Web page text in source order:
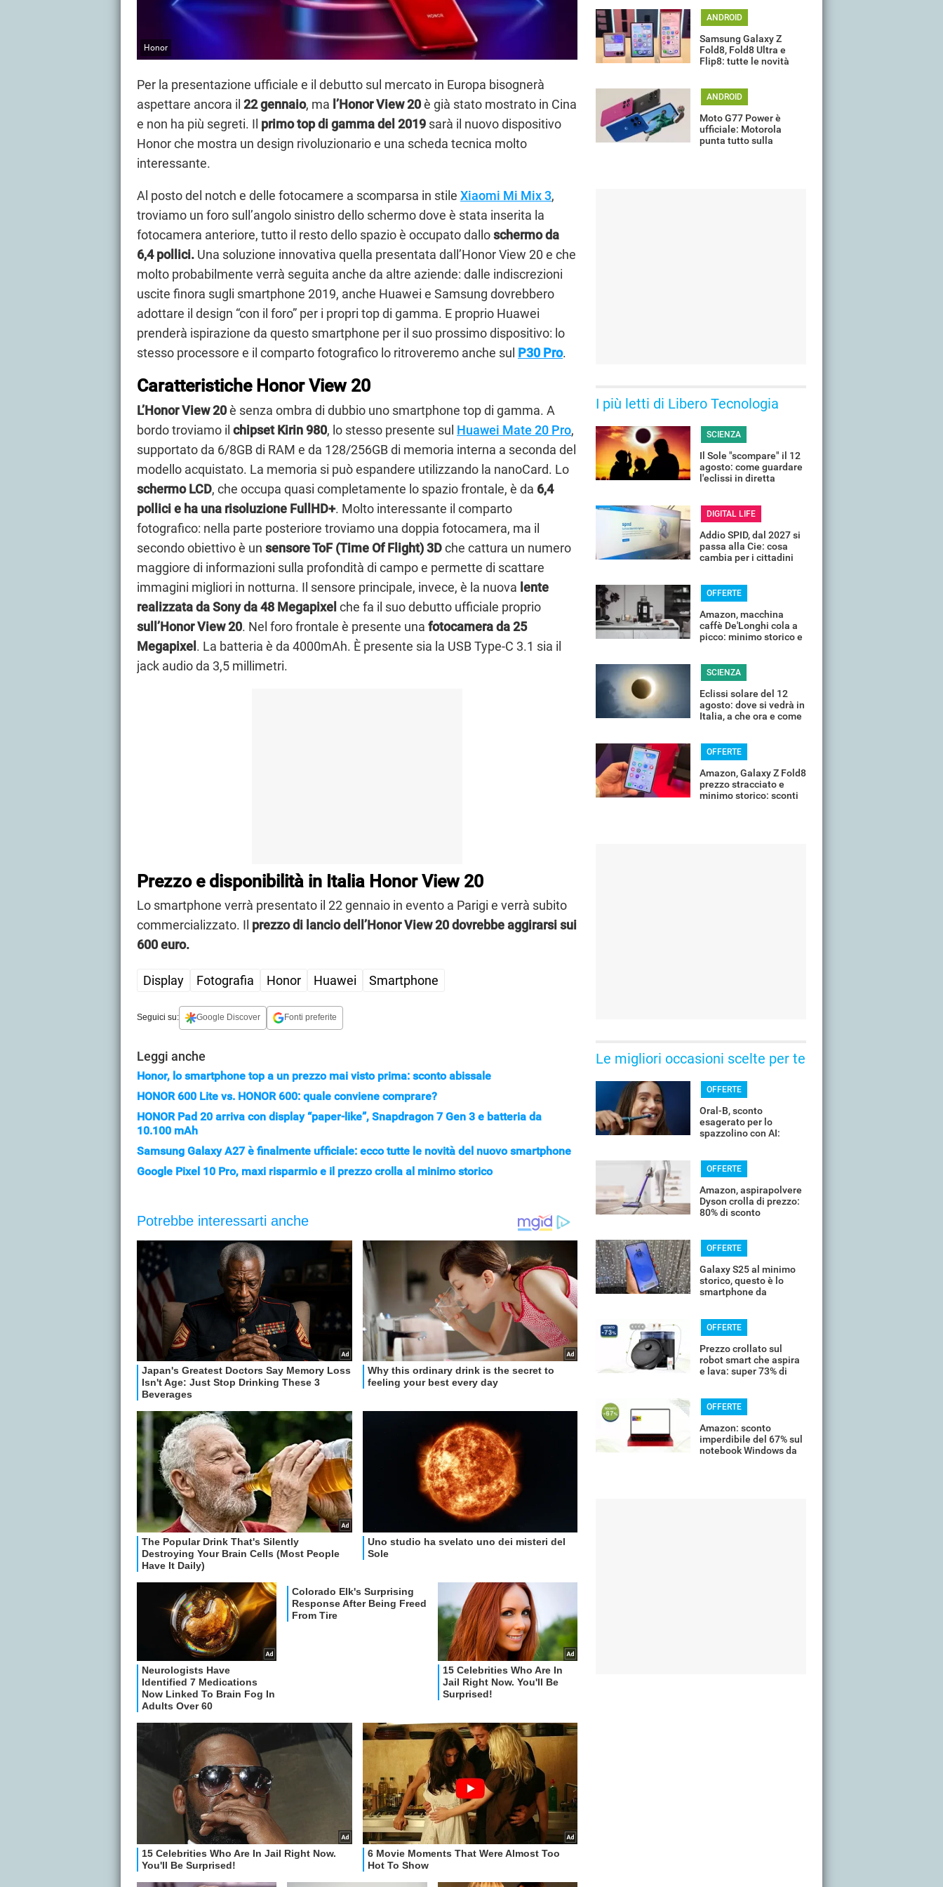
Honor
Per la presentazione ufficiale e il debutto sul mercato in Europa bisognerà
aspettare ancora il 22 gennaio, ma l’Honor View 20è già stato mostrato in Cina
e non ha più segreti. Il primo top di gamma del 2019 sarà il nuovo dispositivo
Honor che mostra un design rivoluzionario e una scheda tecnica molto
interessante.
Al posto del notch e delle fotocamere a scomparsa in stile Xiaomi Mi Mix 3,
troviamo un foro sull’angolo sinistro dello schermo dove è stata inserita la
fotocamera anteriore, tutto il resto dello spazio è occupato dalloschermo da
6,4 pollici. Una soluzione innovativa quella presentata dall’Honor View 20 e che
molto probabilmente verrà seguita anche da altre aziende: dalle indiscrezioni
uscite finora sugli smartphone 2019, anche Huawei e Samsung dovrebbero
adottare il design “con il foro” per i propri top di gamma. E proprio Huawei
prenderà ispirazione da questo smartphone per il suo prossimo dispositivo: lo
stesso processore e il comparto fotografico lo ritroveremo anche sul P30 Pro.
Caratteristiche Honor View 20
L’Honor View 20è senza ombra di dubbio uno smartphone top di gamma. A
bordo troviamo il chipset Kirin 980, lo stesso presente sul Huawei Mate 20 Pro,
supportato da 6/8GB di RAM e da 128/256GB di memoria interna a seconda del
modello acquistato. La memoria si può espandere utilizzando la nanoCard. Lo
schermo LCD, che occupa quasi completamente lo spazio frontale, è da 6,4
pollici e ha una risoluzione FullHD+. Molto interessante il comparto
fotografico: nella parte posteriore troviamo una doppia fotocamera, ma il
secondo obiettivo è un sensore ToF (Time Of Flight) 3Dche cattura un numero
maggiore di informazioni sulla profondità di campo e permette di scattare
immagini migliori in notturna. Il sensore principale, invece, è la nuova lente
realizzata da Sony da 48 Megapixel che fa il suo debutto ufficiale proprio
sull’Honor View 20. Nel foro frontale è presente una fotocamera da 25
Megapixel. La batteria è da 4000mAh. È presente sia la USB Type-C 3.1 sia il
jack audio da 3,5 millimetri.
Prezzo e disponibilità in Italia Honor View 20
Lo smartphone verrà presentato il 22 gennaio in evento a Parigi e verrà subito
commercializzato. Il prezzo di lancio dell’Honor View 20 dovrebbe aggirarsi sui
600 euro.
Display Fotografia Honor Huawei Smartphone
Seguici su: Google Discover Fonti preferite
Leggi anche
Honor, lo smartphone top a un prezzo mai visto prima: sconto abissale
HONOR 600 Lite vs. HONOR 600: quale conviene comprare?
HONOR Pad 20 arriva con display “paper-like”, Snapdragon 7 Gen 3 e batteria da
10.100 mAh
Samsung Galaxy A27 è finalmente ufficiale: ecco tutte le novità del nuovo smartphone
Google Pixel 10 Pro, maxi risparmio e il prezzo crolla al minimo storico
ANDROID
Samsung Galaxy Z
Fold8, Fold8 Ultra e
Flip8: tutte le novità
ANDROID
Moto G77 Power è
ufficiale: Motorola
punta tutto sulla
I più letti di Libero Tecnologia
SCIENZA
Il Sole "scompare" il 12
agosto: come guardare
l'eclissi in diretta
DIGITAL LIFE
Addio SPID, dal 2027 si
passa alla Cie: cosa
cambia per i cittadini
OFFERTE
Amazon, macchina
caffè De'Longhi cola a
picco: minimo storico e
SCIENZA
Eclissi solare del 12
agosto: dove si vedrà in
Italia, a che ora e come
OFFERTE
Amazon, Galaxy Z Fold8
prezzo stracciato e
minimo storico: sconti
Le migliori occasioni scelte per te
OFFERTE
Oral-B, sconto
esagerato per lo
spazzolino con AI:
OFFERTE
Amazon, aspirapolvere
Dyson crolla di prezzo:
80% di sconto
OFFERTE
Galaxy S25 al minimo
storico, questo è lo
smartphone da
OFFERTE
Prezzo crollato sul
robot smart che aspira
e lava: super 73% di
OFFERTE
Amazon: sconto
imperdibile del 67% sul
notebook Windows da